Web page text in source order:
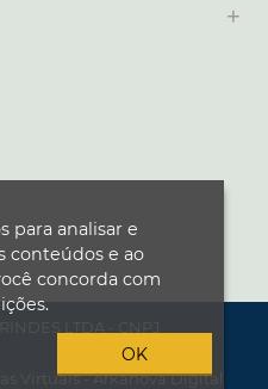
+
LTDA - CNPJ
para analisar e
conteúdos e ao
concorda com
OK